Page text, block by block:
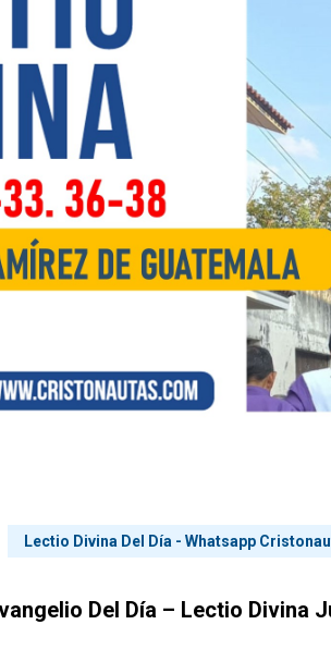
Lectio Divina Del Día - Whatsapp
Del Día – Lectio Divina